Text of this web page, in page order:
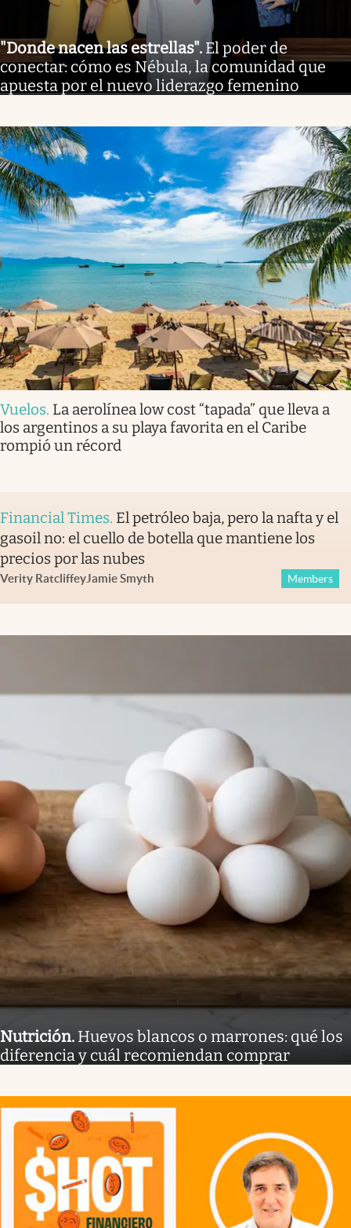
"Donde nacen las estrellas". El poder de
conectar: cómo es Nébula, la comunidad que
apuesta por el nuevo liderazgo femenino
Vuelos. La aerolínea low cost “tapada” que lleva a
los argentinos a su playa favorita en el Caribe
rompió un récord
Financial Times. El petróleo baja, pero la nafta y el
gasoil no: el cuello de botella que mantiene los
precios por las nubes
Verity RatcliffeyJamie Smyth Members
Nutrición. Huevos blancos o marrones: qué los
diferencia y cuál recomiendan comprar